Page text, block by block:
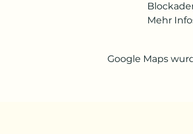
Mehr
Google Maps